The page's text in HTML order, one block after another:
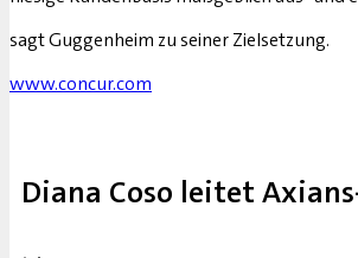
sagt Guggenheim zu seiner Zielsetzung.
www.concur.com
Diana Coso leitet